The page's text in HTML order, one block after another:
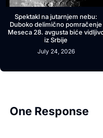
Spektakl na jutarnjem nebu:
Duboko delimično pomračenje
Meseca 28. avgusta biće
iz Srbije
July 24, 2026
One Response